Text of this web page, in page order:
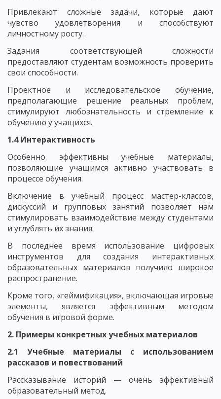
Привлекают сложные задачи, которые дают
чувство удовлетворения и способствуют
личностному росту.
Задания соответствующей сложности
предоставляют студентам возможность проверить
свои способности.
Проектное и исследовательское обучение,
предполагающие решение реальных проблем,
стимулируют любознательность и стремление к
обучению у учащихся.
1.4 Интерактивность
Особенно эффективны учебные материалы,
позволяющие учащимся активно участвовать в
процессе обучения.
Включение в учебный процесс мастер-классов,
дискуссий и групповых занятий позволяет нам
стимулировать взаимодействие между студентами
и углублять их знания.
В последнее время использование цифровых
инструментов для создания интерактивных
образовательных материалов получило широкое
распространение.
Кроме того, «геймификация», включающая игровые
элементы, является эффективным методом
обучения в игровой форме.
2. Примеры конкретных учебных материалов
2.1 Учебные материалы с использованием
рассказов и повествований
Рассказывание историй — очень эффективный
образовательный метод.